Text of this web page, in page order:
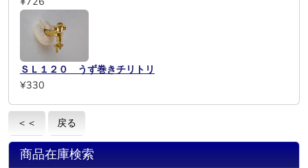
ＳＬ１２０ うず巻きチリトリ
¥330
＜＜ 戻る
商品在庫検索